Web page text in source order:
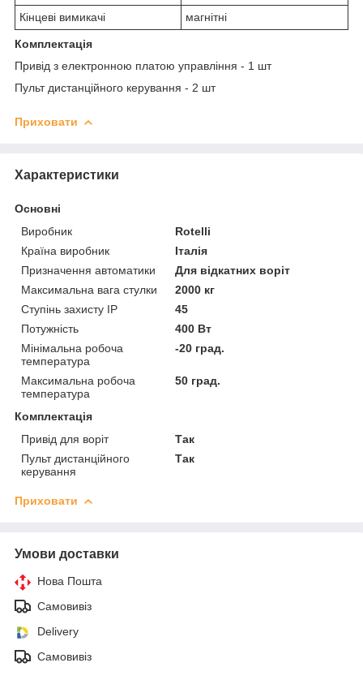
Кінцеві вимикачі
магнітні
Комплектація
Привід з електронною платою управління - 1 шт
Пульт дистанційного керування - 2 шт
Приховати
Характеристики
Основні
Виробник
Rotelli
Країна виробник
Італія
Призначення автоматики
Для відкатних воріт
Максимальна вага стулки
2000 кг
Ступінь захисту IP
45
Потужність
400 Вт
Мінімальна робоча
температура
-20 град.
Максимальна робоча
температура
50 град.
Комплектація
Привід для воріт
Так
Пульт дистанційного
керування
Так
Приховати
Умови доставки
Нова Пошта
Самовивіз
Delivery
Самовивіз